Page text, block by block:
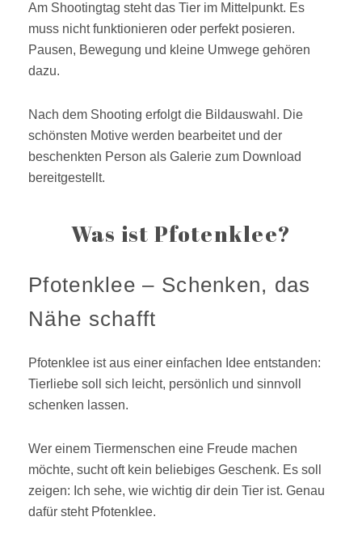
Am Shootingtag steht das Tier im Mittelpunkt. Es
muss nicht funktionieren oder perfekt posieren.
Pausen, Bewegung und kleine Umwege gehören
dazu.
Nach dem Shooting erfolgt die Bildauswahl. Die
schönsten Motive werden bearbeitet und der
beschenkten Person als Galerie zum Download
bereitgestellt.
Was ist Pfotenklee?
Pfotenklee – Schenken, das
Nähe schafft
Pfotenklee ist aus einer einfachen Idee entstanden:
Tierliebe soll sich leicht, persönlich und sinnvoll
schenken lassen.
Wer einem Tiermenschen eine Freude machen
möchte, sucht oft kein beliebiges Geschenk. Es soll
zeigen: Ich sehe, wie wichtig dir dein Tier ist. Genau
dafür steht Pfotenklee.